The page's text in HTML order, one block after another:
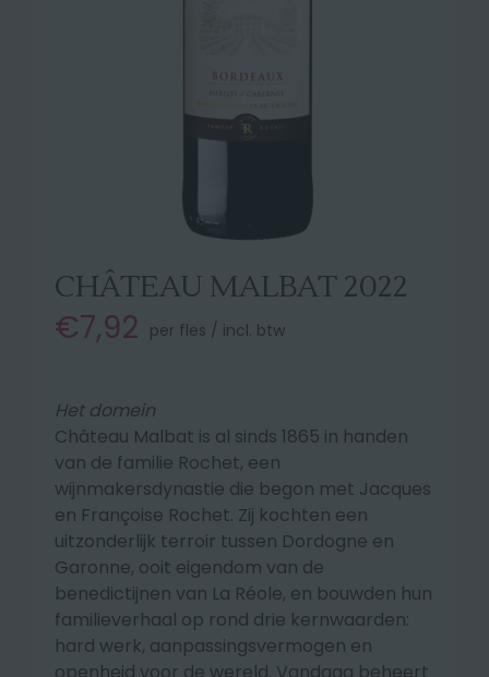
CHÂTEAU MALBAT 2022
€7,92 per fles / incl. btw
Het domein
Château Malbat is al sinds 1865 in handen
van de familie Rochet, een
wijnmakersdynastie die begon met Jacques
en Françoise Rochet. Zij kochten een
uitzonderlijk terroir tussen Dordogne en
Garonne, ooit eigendom van de
benedictijnen van La Réole, en bouwden hun
familieverhaal op rond drie kernwaarden:
hard werk, aanpassingsvermogen en